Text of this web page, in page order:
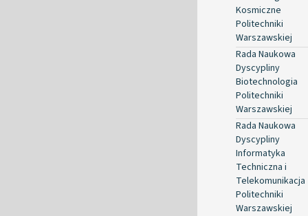
Kosmiczne
Politechniki
Warszawskiej
Rada Naukowa
Dyscypliny
Biotechnologia
Politechniki
Warszawskiej
Rada Naukowa
Dyscypliny
Informatyka
Techniczna i
Telekomunikacja
Politechniki
Warszawskiej